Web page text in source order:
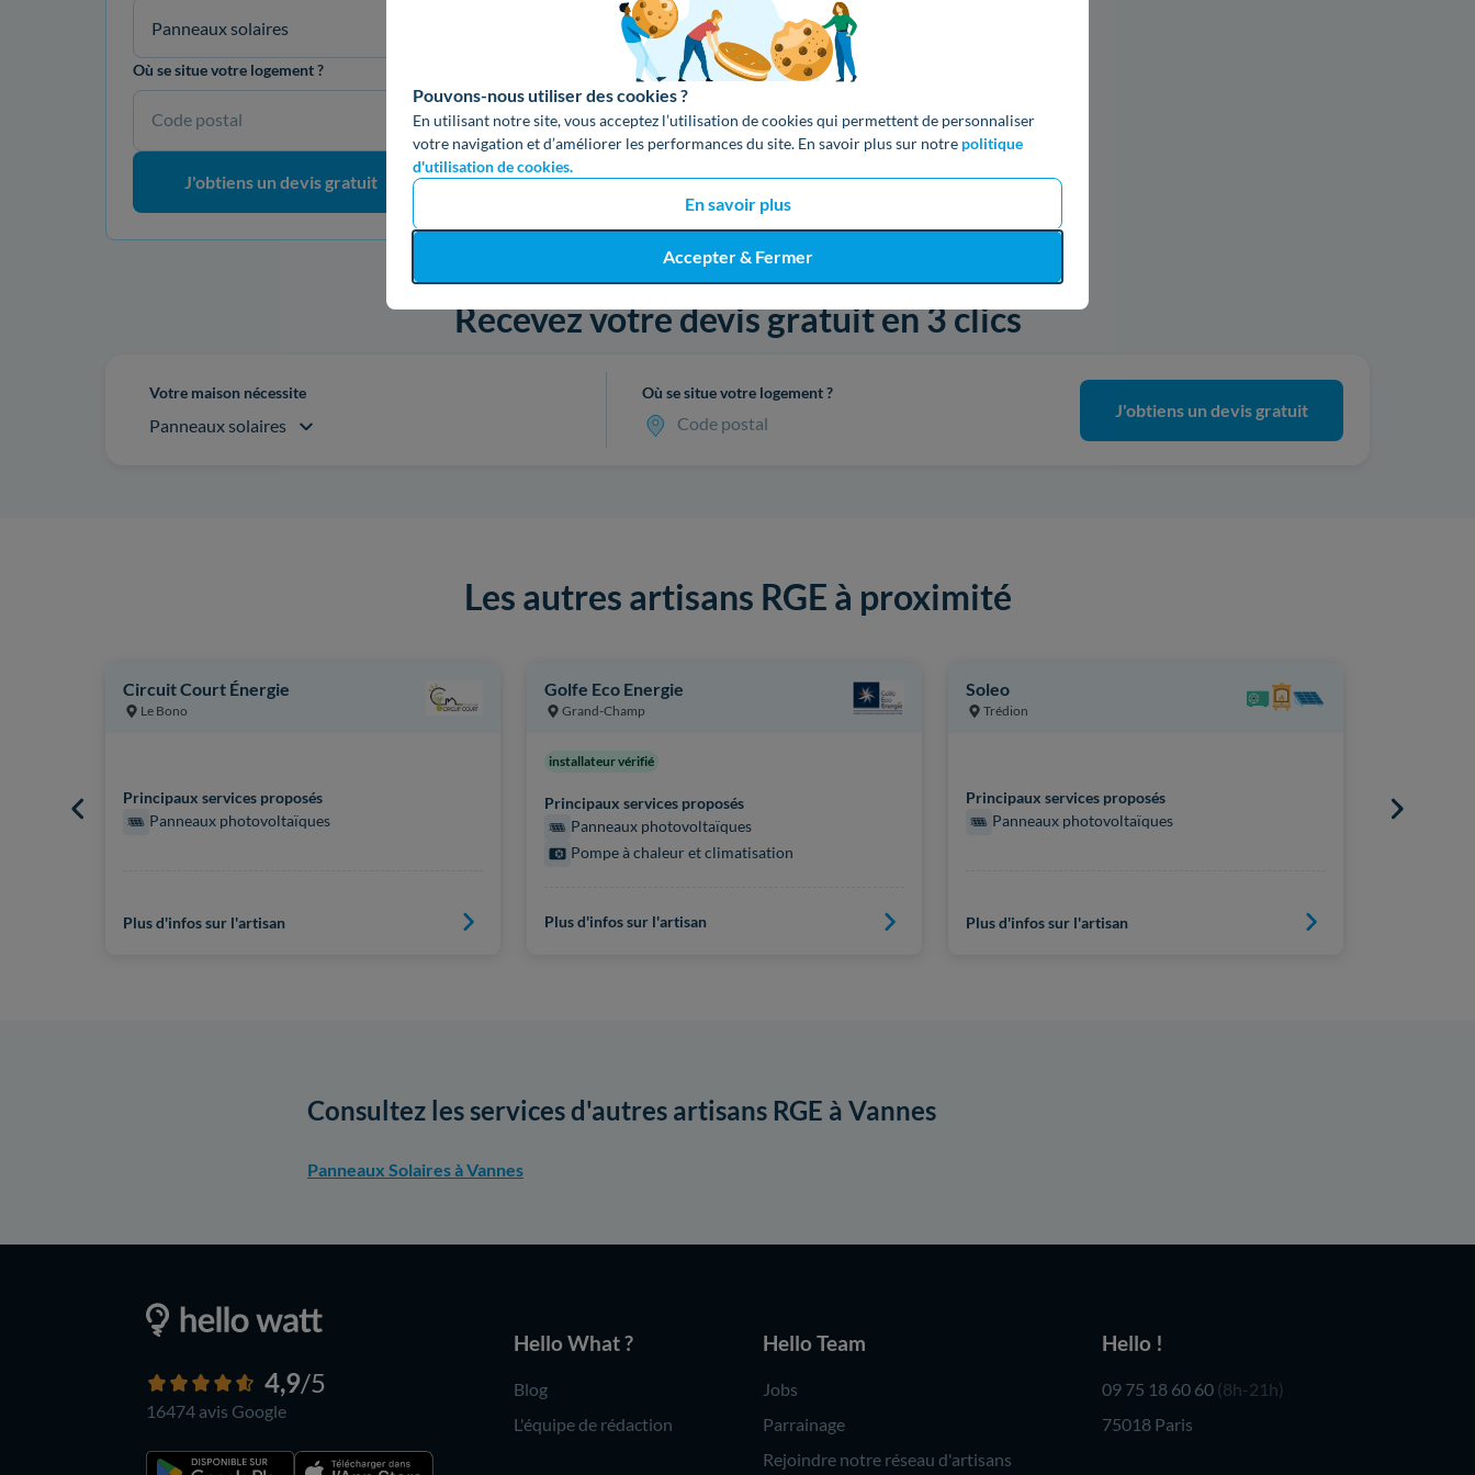
Pouvons-nous utiliser des cookies ?
En utilisant notre site, vous acceptez l’utilisation de cookies qui permettent de personnaliser
votre navigation et d’améliorer les performances du site. En savoir plus sur notre politique
d'utilisation de cookies.
En savoir plus
Accepter & Fermer
Panneaux solaires
Où se situe votre logement ?
Code postal
J'obtiens un devis gratuit
Recevez votre devis gratuit en 3 clics
Votre maison nécessite
Panneaux solaires
Où se situe votre logement ?
Code postal
J'obtiens un devis gratuit
Les autres artisans RGE à proximité
Circuit Court Énergie
Le Bono
Principaux services proposés
Panneaux photovoltaïques
Plus d'infos sur l'artisan
Golfe Eco Energie
Grand-Champ
installateur vérifié
Principaux services proposés
Panneaux photovoltaïques
Pompe à chaleur et climatisation
Plus d'infos sur l'artisan
Soleo
Trédion
Principaux services proposés
Panneaux photovoltaïques
Plus d'infos sur l'artisan
Consultez les services d'autres artisans RGE à Vannes
Panneaux Solaires à Vannes
4,9/5
16474 avis Google
Hello What ?
Blog
L'équipe de rédaction
Hello Team
Jobs
Parrainage
Rejoindre notre réseau d'artisans
Hello !
09 75 18 60 60 (8h-21h)
75018 Paris